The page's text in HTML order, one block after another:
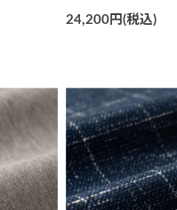
24,200円(税込)